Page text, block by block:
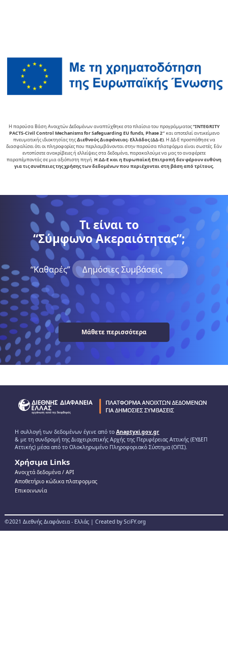
Η παρούσα Βάση Ανοιχτών Δεδομένων αναπτύχθηκε στο πλαίσιο του προγράμματος“INTEGRITY
PACTS-Civil Control Mechanisms for Safeguarding EU funds, Phase 2″και αποτελεί αντικείµενο
πνευµατικής ιδιοκτησίας της∆ιεθνούς ∆ιαφάνειας- Ελλάδος (ΔΔ-Ε). Η ΔΔ-Ε προσπάθησε να
διασφαλίσει ότι οι πληροφορίες που περιλαμβάνονται στην παρούσα πλατφόρμα είναι σωστές. Εάν
εντοπίσετε ανακρίβειες ή ελλείψεις στα δεδομένα, παρακαλούμε να μας το αναφέρετε
παραπέμποντάς σε μια αξιόπιστη πηγή.Η ΔΔ-Ε και η Ευρωπαϊκή Επιτροπή δεν φέρουν ευθύνη
για τις συνέπειες της χρήσης των δεδομένων που περιέχονται στη βάση από τρίτους.
Τι είναι το
“Σύμφωνο Ακεραιότητας”;
“Kαθαρές” Δημόσιες Συμβάσεις
Μάθετε περισσότερα
Η συλλογή των δεδομένων έγινε από το Anaptyxi.gov.gr
& με τη συνδρομή της Διαχειριστικής Αρχής της Περιφέρειας Αττικής (ΕΥΔΕΠ
Αττικής) μέσα από το Ολοκληρωμένο Πληροφοριακό Σύστημα (ΟΠΣ).
Χρήσιμα Links
Ανοιχτά δεδομένα / ΑPI
Αποθετήριο κώδικα πλατφορμας
Επικοινωνία
©2021 Διεθνής Διαφάνεια - Ελλάς | Created by SciFY.org